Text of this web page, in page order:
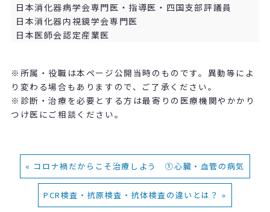
日本消化器病学会専門医・指導医・四国支部評議員
日本消化器内視鏡学会専門医
日本医師会認定産業医
※所属・役職は本ページ公開当時のものです。異動等によ
り変わる場合もありますので、ご了承ください。
※診断・治療を必要とする方は最寄りの医療機関やかかり
つけ医にご相談ください。
« コロナ禍だからこそ治療しよう ①心臓・血管の病気
PCR検査・抗原検査・抗体検査の違いとは？ »